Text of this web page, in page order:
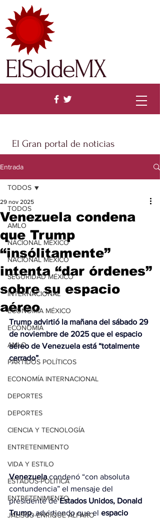
El Gran portal de noticias
ElSoldeMX
Entrada
TODOS
AMLO
NACIONAL MÉXICO
NACIONAL MÉXICO
SEGURIDAD MÉXICO
INTERNACIONAL
ECONOMÍA MÉXICO
ECONOMÍA
AMLO
PARTIDOS POLÍTICOS
ECONOMÍA INTERNACIONAL
DEPORTES
DEPORTES
CIENCIA Y TECNOLOGÍA
ENTRETENIMIENTO
VIDA Y ESTILO
ESTADOS-POLÍTICA
ENTRETENIMIENTO
JALISCO-ENRIQUE ALFARO
TODOS
Venezuela condena
que Trump
“insólitamente”
intenta “dar órdenes”
sobre su espacio
aéreo
29 nov 2025
Trump advirtió la mañana del sábado 29
de noviembre de 2025 que el espacio
aéreo de Venezuela está “totalmente
cerrado”
Venezuela condenó “con absoluta
contundencia” el mensaje del
presidente de Estados Unidos, Donald
Trump, advirtiendo que el espacio